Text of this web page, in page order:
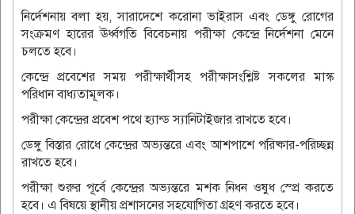
নির্দেশনায় বলা হয়, সারাদেশে করোনা ভাইরাস এবং ডেঙ্গু রোগের
সংক্রমণ হারের ঊর্ধ্বগতি বিবেচনায় পরীক্ষা কেন্দ্রে নির্দেশনা মেনে
চলতে হবে।
কেন্দ্রে প্রবেশের সময় পরীক্ষার্থীসহ পরীক্ষাসংশ্লিষ্ট সকলের মাস্ক
পরিধান বাধ্যতামূলক।
পরীক্ষা কেন্দ্রের প্রবেশ পথে হ্যান্ড স্যানিটাইজার রাখতে হবে।
ডেঙ্গু বিস্তার রোধে কেন্দ্রের অভ্যন্তরে এবং আশপাশে পরিষ্কার-পরিচ্ছন্ন
রাখতে হবে।
পরীক্ষা শুরুর পূর্বে কেন্দ্রের অভ্যন্তরে মশক নিধন ওষুধ স্প্রে করতে
হবে। এ বিষয়ে স্থানীয় প্রশাসনের সহযোগিতা গ্রহণ করতে হবে।